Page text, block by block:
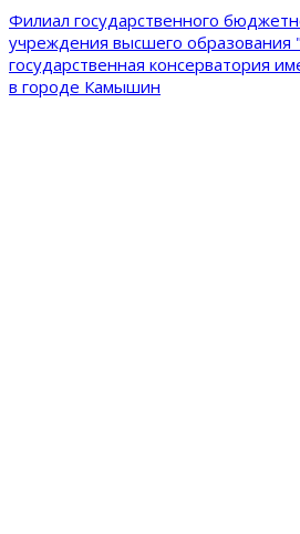
Филиал государственного
учреждения высшего образования
государственная консерватория
в городе Камышин